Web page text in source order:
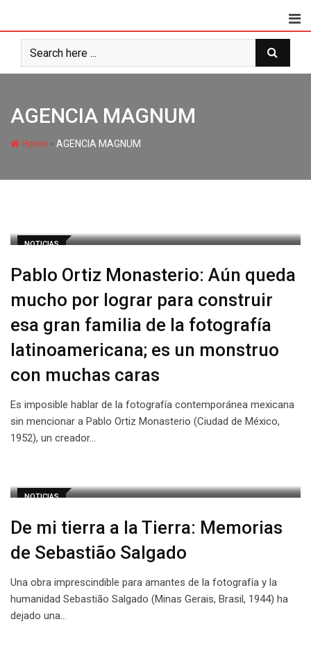
AGENCIA MAGNUM
Home -AGENCIA MAGNUM
NOTICIAS
Pablo Ortiz Monasterio: Aún queda
mucho por lograr para construir
esa gran familia de la fotografía
latinoamericana; es un monstruo
con muchas caras
Es imposible hablar de la fotografía contemporánea mexicana
sin mencionar a Pablo Ortiz Monasterio (Ciudad de México,
1952), un creador…
NOTICIAS
De mi tierra a la Tierra: Memorias
de Sebastião Salgado
Una obra imprescindible para amantes de la fotografía y la
humanidad Sebastião Salgado (Minas Gerais, Brasil, 1944) ha
dejado una…